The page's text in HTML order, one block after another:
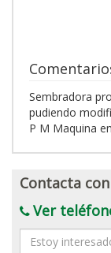
Sembradora
pudiendo
P M Maquina
Contacta
Ver
Mensaje